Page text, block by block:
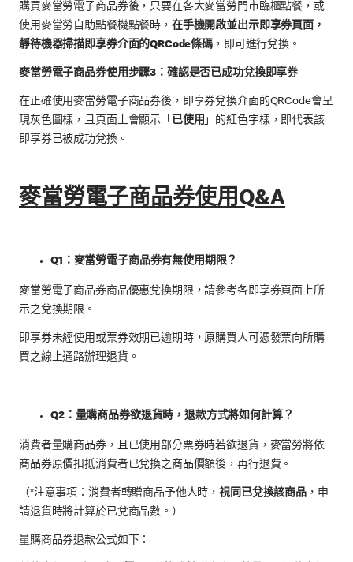
購買麥當勞電子商品券後，只要在各大麥當勞門市臨櫃點餐，或
使用麥當勞自助點餐機點餐時， 在手機開啟並出示即享券頁面，
靜待機器掃描即享券介面的QRCode條碼 ，即可進行兌換。
麥當勞電子商品券使用步驟3：確認是否已成功兌換即享券
在正確使用麥當勞電子商品券後，即享券兌換介面的QRCode會呈
現灰色圖樣，且頁面上會顯示「 已使用 」的紅色字樣，即代表該
即享券已被成功兌換。
麥當勞電子商品券使用Q&A
Q1：麥當勞電子商品券有無使用期限？
麥當勞電子商品券商品優惠兌換期限，請參考各即享券頁面上所
示之兌換期限。
即享券未經使用或票券效期已逾期時，原購買人可憑發票向所購
買之線上通路辦理退貨。
Q2：量購商品券欲退貨時，退款方式將如何計算？
消費者量購商品券，且已使用部分票券時若欲退貨，麥當勞將依
商品券原價扣抵消費者已兌換之商品價額後，再行退費。
（*注意事項：消費者轉贈商品予他人時，視同已兌換該商品，申
請退貨時將計算於已兌商品數。）
量購商品券退款公式如下：